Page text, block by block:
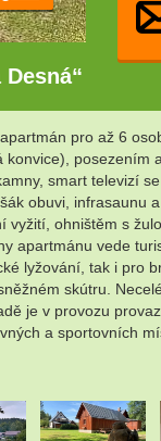
pro až 6
smart televizí
obuvi,
ohništěm s
vede
lyžování, tak i
skútru.
je v provozu
a sportovních